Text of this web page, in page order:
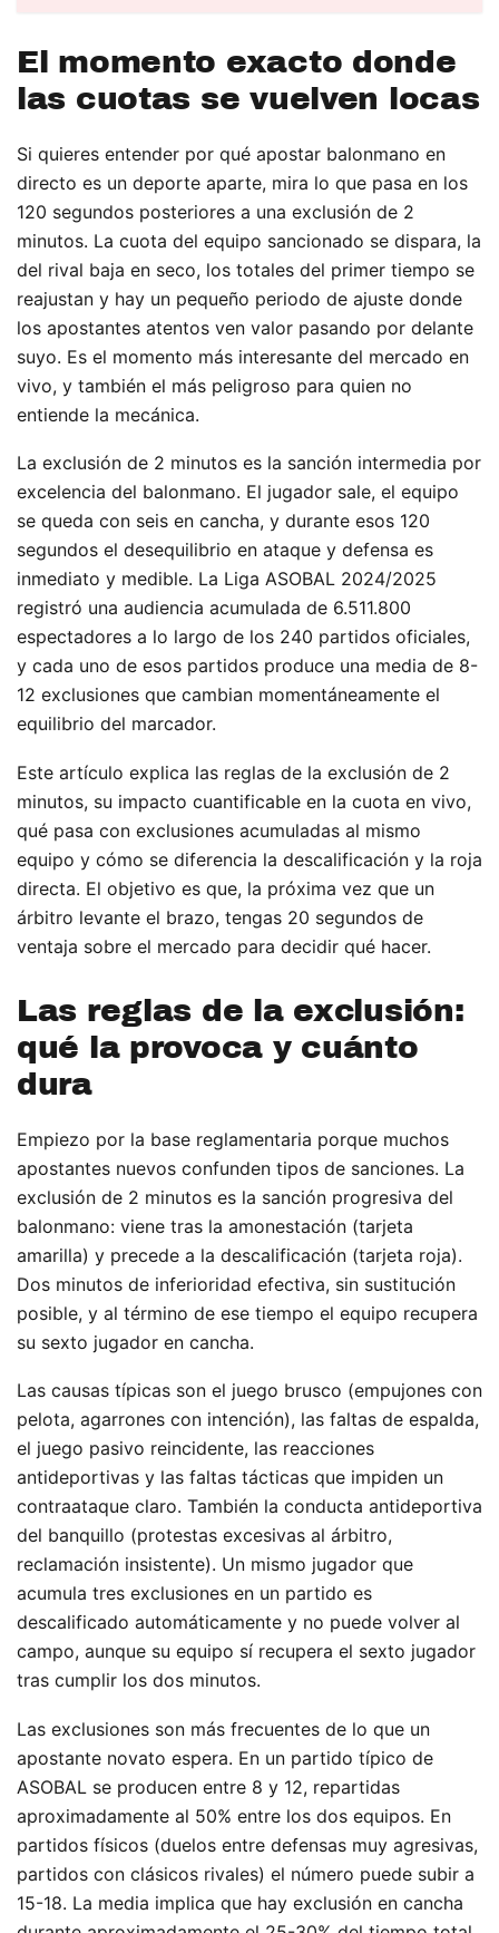
El momento exacto donde
las cuotas se vuelven locas
Si quieres entender por qué apostar balonmano en
directo es un deporte aparte, mira lo que pasa en los
120 segundos posteriores a una exclusión de 2
minutos. La cuota del equipo sancionado se dispara, la
del rival baja en seco, los totales del primer tiempo se
reajustan y hay un pequeño periodo de ajuste donde
los apostantes atentos ven valor pasando por delante
suyo. Es el momento más interesante del mercado en
vivo, y también el más peligroso para quien no
entiende la mecánica.
La exclusión de 2 minutos es la sanción intermedia por
excelencia del balonmano. El jugador sale, el equipo
se queda con seis en cancha, y durante esos 120
segundos el desequilibrio en ataque y defensa es
inmediato y medible. La Liga ASOBAL 2024/2025
registró una audiencia acumulada de 6.511.800
espectadores a lo largo de los 240 partidos oficiales,
y cada uno de esos partidos produce una media de 8-
12 exclusiones que cambian momentáneamente el
equilibrio del marcador.
Este artículo explica las reglas de la exclusión de 2
minutos, su impacto cuantificable en la cuota en vivo,
qué pasa con exclusiones acumuladas al mismo
equipo y cómo se diferencia la descalificación y la roja
directa. El objetivo es que, la próxima vez que un
árbitro levante el brazo, tengas 20 segundos de
ventaja sobre el mercado para decidir qué hacer.
Las reglas de la exclusión:
qué la provoca y cuánto
dura
Empiezo por la base reglamentaria porque muchos
apostantes nuevos confunden tipos de sanciones. La
exclusión de 2 minutos es la sanción progresiva del
balonmano: viene tras la amonestación (tarjeta
amarilla) y precede a la descalificación (tarjeta roja).
Dos minutos de inferioridad efectiva, sin sustitución
posible, y al término de ese tiempo el equipo recupera
su sexto jugador en cancha.
Las causas típicas son el juego brusco (empujones con
pelota, agarrones con intención), las faltas de espalda,
el juego pasivo reincidente, las reacciones
antideportivas y las faltas tácticas que impiden un
contraataque claro. También la conducta antideportiva
del banquillo (protestas excesivas al árbitro,
reclamación insistente). Un mismo jugador que
acumula tres exclusiones en un partido es
descalificado automáticamente y no puede volver al
campo, aunque su equipo sí recupera el sexto jugador
tras cumplir los dos minutos.
Las exclusiones son más frecuentes de lo que un
apostante novato espera. En un partido típico de
ASOBAL se producen entre 8 y 12, repartidas
aproximadamente al 50% entre los dos equipos. En
partidos físicos (duelos entre defensas muy agresivas,
partidos con clásicos rivales) el número puede subir a
15-18. La media implica que hay exclusión en cancha